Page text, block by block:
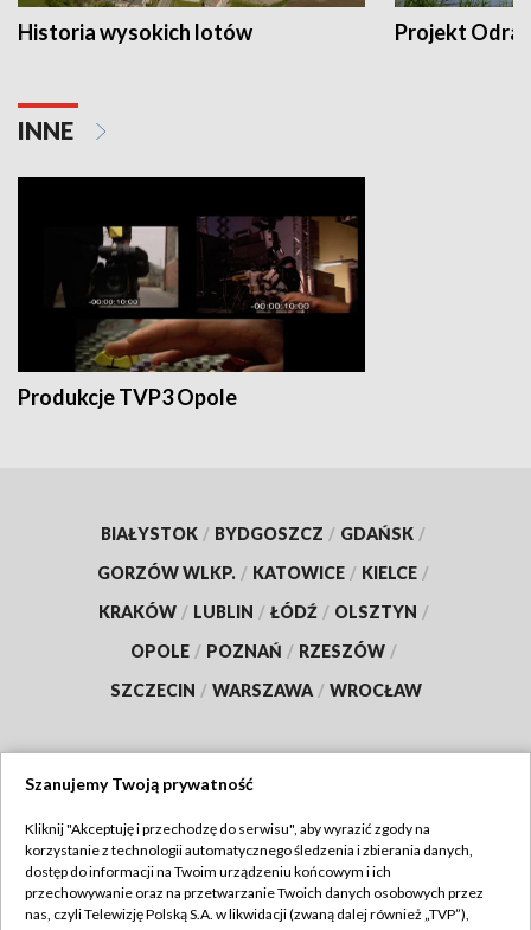
Historia wysokich lotów Projekt Odra
INNE
Produkcje TVP3 Opole
BIAŁYSTOK / BYDGOSZCZ / GDAŃSK /
GORZÓW WLKP. / KATOWICE / KIELCE /
KRAKÓW / LUBLIN / ŁÓDŹ / OLSZTYN /
OPOLE / POZNAŃ / RZESZÓW /
SZCZECIN / WARSZAWA / WROCŁAW
TVP
Abonament TVP
Regulamin TVP
Szanujemy Twoją prywatność
Kliknij "Akceptuję i przechodzę do serwisu", aby wyrazić zgody na
korzystanie z technologii automatycznego śledzenia i zbierania danych,
dostęp do informacji na Twoim urządzeniu końcowym i ich
przechowywanie oraz na przetwarzanie Twoich danych osobowych przez
nas, czyli Telewizję Polską S.A. w likwidacji (zwaną dalej również „TVP”),